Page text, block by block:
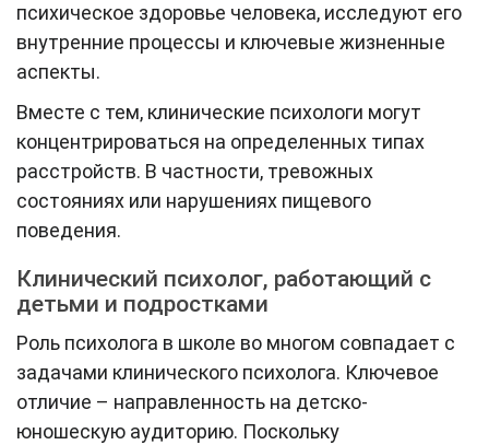
психическое здоровье человека, исследуют его
внутренние процессы и ключевые жизненные
аспекты.
Вместе с тем, клинические психологи могут
концентрироваться на определенных типах
расстройств. В частности, тревожных
состояниях или нарушениях пищевого
поведения.
Клинический психолог, работающий с
детьми и подростками
Роль психолога в школе во многом совпадает с
задачами клинического психолога. Ключевое
отличие – направленность на детско-
юношескую аудиторию. Поскольку